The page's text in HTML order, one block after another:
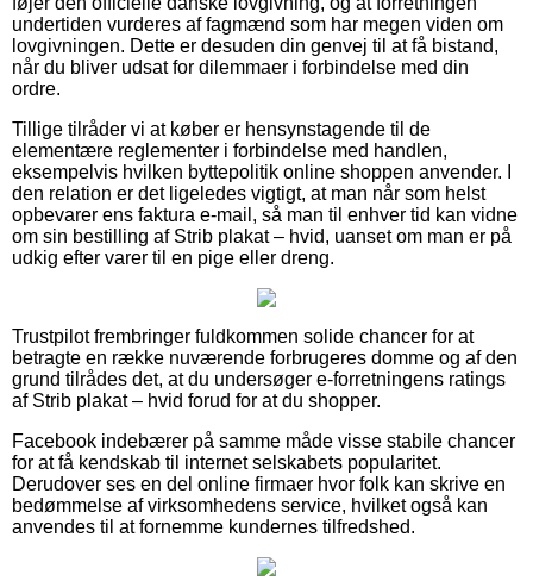
undertiden vurderes af fagmænd som har megen viden om
lovgivningen. Dette er desuden din genvej til at få bistand,
når du bliver udsat for dilemmaer i forbindelse med din
ordre.
Tillige tilråder vi at køber er hensynstagende til de
elementære reglementer i forbindelse med handlen,
eksempelvis hvilken byttepolitik online shoppen anvender. I
den relation er det ligeledes vigtigt, at man når som helst
opbevarer ens faktura e-mail, så man til enhver tid kan vidne
om sin bestilling af Strib plakat – hvid, uanset om man er på
udkig efter varer til en pige eller dreng.
Trustpilot frembringer fuldkommen solide chancer for at
betragte en række nuværende forbrugeres domme og af den
grund tilrådes det, at du undersøger e-forretningens ratings
af Strib plakat – hvid forud for at du shopper.
Facebook indebærer på samme måde visse stabile chancer
for at få kendskab til internet selskabets popularitet.
Derudover ses en del online firmaer hvor folk kan skrive en
bedømmelse af virksomhedens service, hvilket også kan
anvendes til at fornemme kundernes tilfredshed.